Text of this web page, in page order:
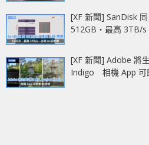
[XF 新聞] SanDisk
512GB‧最高 3TB/
[XF 新聞] Adobe 將
Indigo 相機 App 可